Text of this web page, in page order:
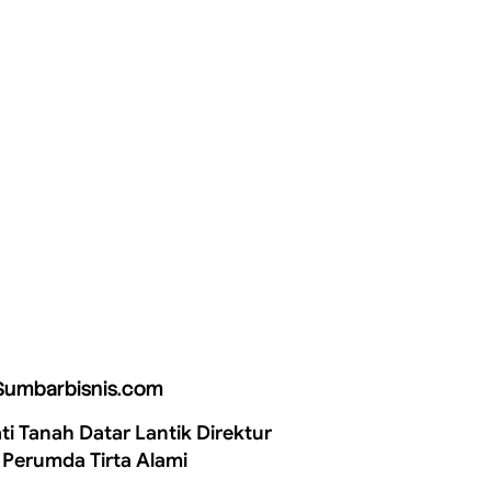
Tanah Datar Lantik Direktur
Tirta Alami